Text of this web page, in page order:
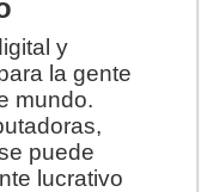
y
la gente
mundo.
puede
lucrativo